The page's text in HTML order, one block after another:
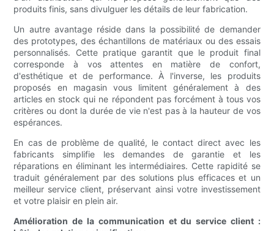
produits finis, sans divulguer les détails de leur fabrication.
Un autre avantage réside dans la possibilité de demander
des prototypes, des échantillons de matériaux ou des essais
personnalisés. Cette pratique garantit que le produit final
corresponde à vos attentes en matière de confort,
d'esthétique et de performance. À l'inverse, les produits
proposés en magasin vous limitent généralement à des
articles en stock qui ne répondent pas forcément à tous vos
critères ou dont la durée de vie n'est pas à la hauteur de vos
espérances.
En cas de problème de qualité, le contact direct avec les
fabricants simplifie les demandes de garantie et les
réparations en éliminant les intermédiaires. Cette rapidité se
traduit généralement par des solutions plus efficaces et un
meilleur service client, préservant ainsi votre investissement
et votre plaisir en plein air.
Amélioration de la communication et du service client :